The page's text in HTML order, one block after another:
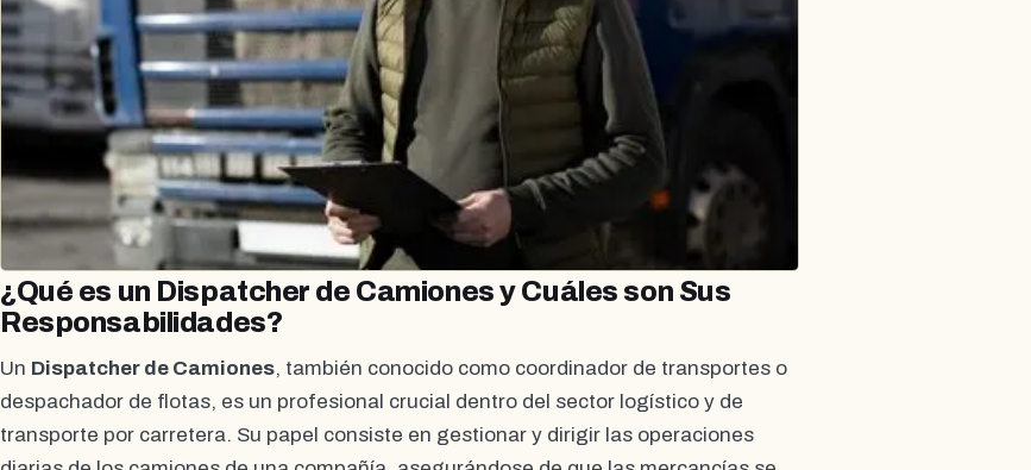
¿Qué es un Dispatcher de Camiones y Cuáles son Sus
Responsabilidades?
Un Dispatcher de Camiones, también conocido como coordinador de transportes o
despachador de flotas, es un profesional crucial dentro del sector logístico y de
transporte por carretera. Su papel consiste en gestionar y dirigir las operaciones